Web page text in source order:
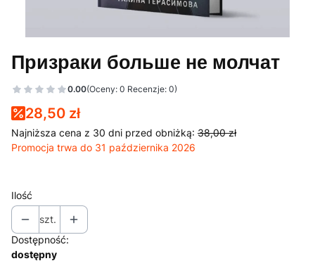
Призраки больше не молчат
0.00(Oceny: 0 Recenzje: 0)
28,50 zł
Najniższa cena z 30 dni przed obniżką: 38,00 zł
Promocja trwa do 31 października 2026
Ilość
szt.
Dostępność:
dostępny